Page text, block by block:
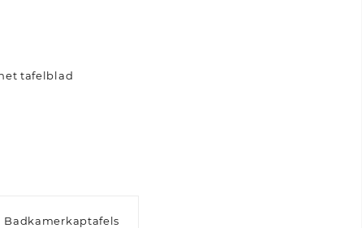
tafelblad
Badkamerkaptafels